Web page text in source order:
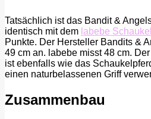
Tatsächlich ist das Bandit &
identisch mit dem labebe
Punkte. Der Hersteller Bandits &
49 cm an. labebe misst 48 cm.
ist ebenfalls wie das
einen naturbelassenen Griff
Zusammenbau